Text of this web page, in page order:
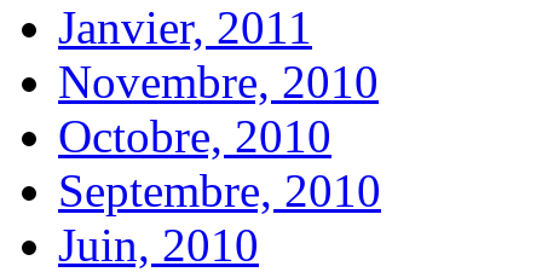
Janvier, 2011
Novembre, 2010
Octobre, 2010
Septembre, 2010
Juin, 2010